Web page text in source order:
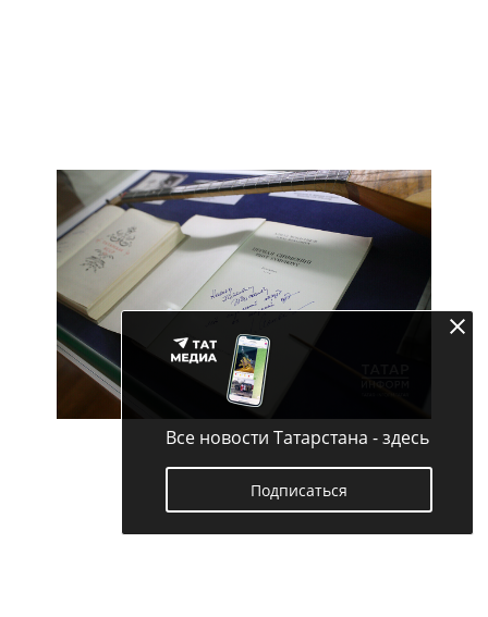
Все новости Татарстана - здесь
Подписаться